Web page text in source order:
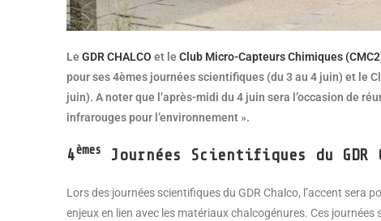
Le GDR CHALCO et le Club Micro-Capteurs Chimiques
pour ses 4èmes journées scientifiques (du 3 au 4 juin) et le
juin). A noter que l’après-midi du 4 juin sera l’occasion de
infrarouges pour l’environnement ».
4èmes Journées Scientifiques du GDR
Lors des journées scientifiques du GDR Chalco, l’accent sera
enjeux en lien avec les matériaux chalcogénures. Ces